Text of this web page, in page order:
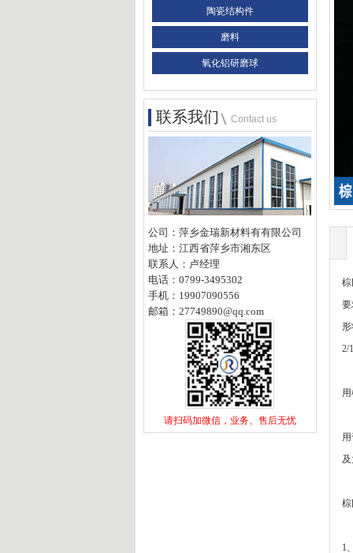
陶瓷结构件
磨料
氧化铝研磨球
联系我们 Contact us
公司：萍乡金瑞新材料有有限公司
地址：江西省萍乡市湘东区
联系人：卢经理
电话：0799-3495302
手机：19907090556
邮箱： 27749890@qq.com
请扫码加微信，业务、售后无忧​
2/
1